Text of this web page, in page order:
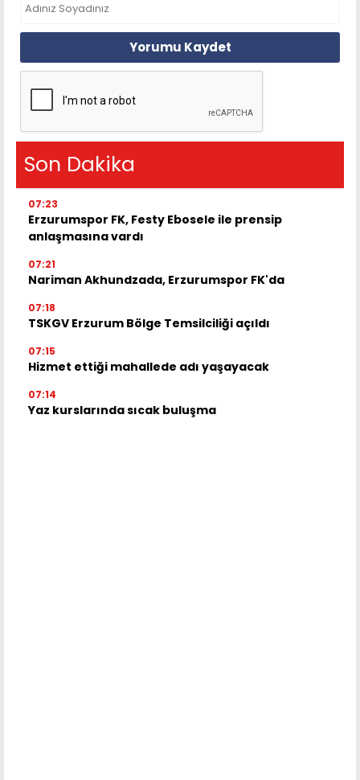
Yorumu Kaydet
Son Dakika
07:23
Erzurumspor FK, Festy Ebosele ile prensip
anlaşmasına vardı
07:21
Nariman Akhundzada, Erzurumspor FK'da
07:18
TSKGV Erzurum Bölge Temsilciliği açıldı
07:15
Hizmet ettiği mahallede adı yaşayacak
07:14
Yaz kurslarında sıcak buluşma